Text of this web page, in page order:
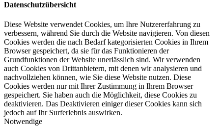
Datenschutzübersicht
Diese Website verwendet Cookies, um Ihre Nutzererfahrung zu
verbessern, während Sie durch die Website navigieren. Von diesen
Cookies werden die nach Bedarf kategorisierten Cookies in Ihrem
Browser gespeichert, da sie für das Funktionieren der
Grundfunktionen der Website unerlässlich sind. Wir verwenden
auch Cookies von Drittanbietern, mit denen wir analysieren und
nachvollziehen können, wie Sie diese Website nutzen. Diese
Cookies werden nur mit Ihrer Zustimmung in Ihrem Browser
gespeichert. Sie haben auch die Möglichkeit, diese Cookies zu
deaktivieren. Das Deaktivieren einiger dieser Cookies kann sich
jedoch auf Ihr Surferlebnis auswirken.
Notwendige